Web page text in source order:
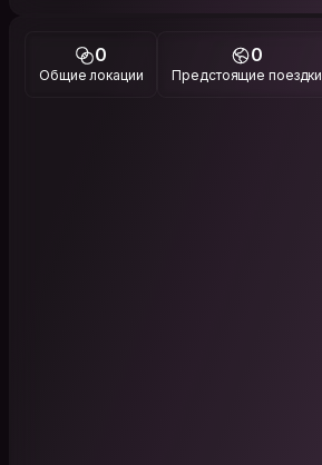
0
Общие локации
0
Предстоящие поездки